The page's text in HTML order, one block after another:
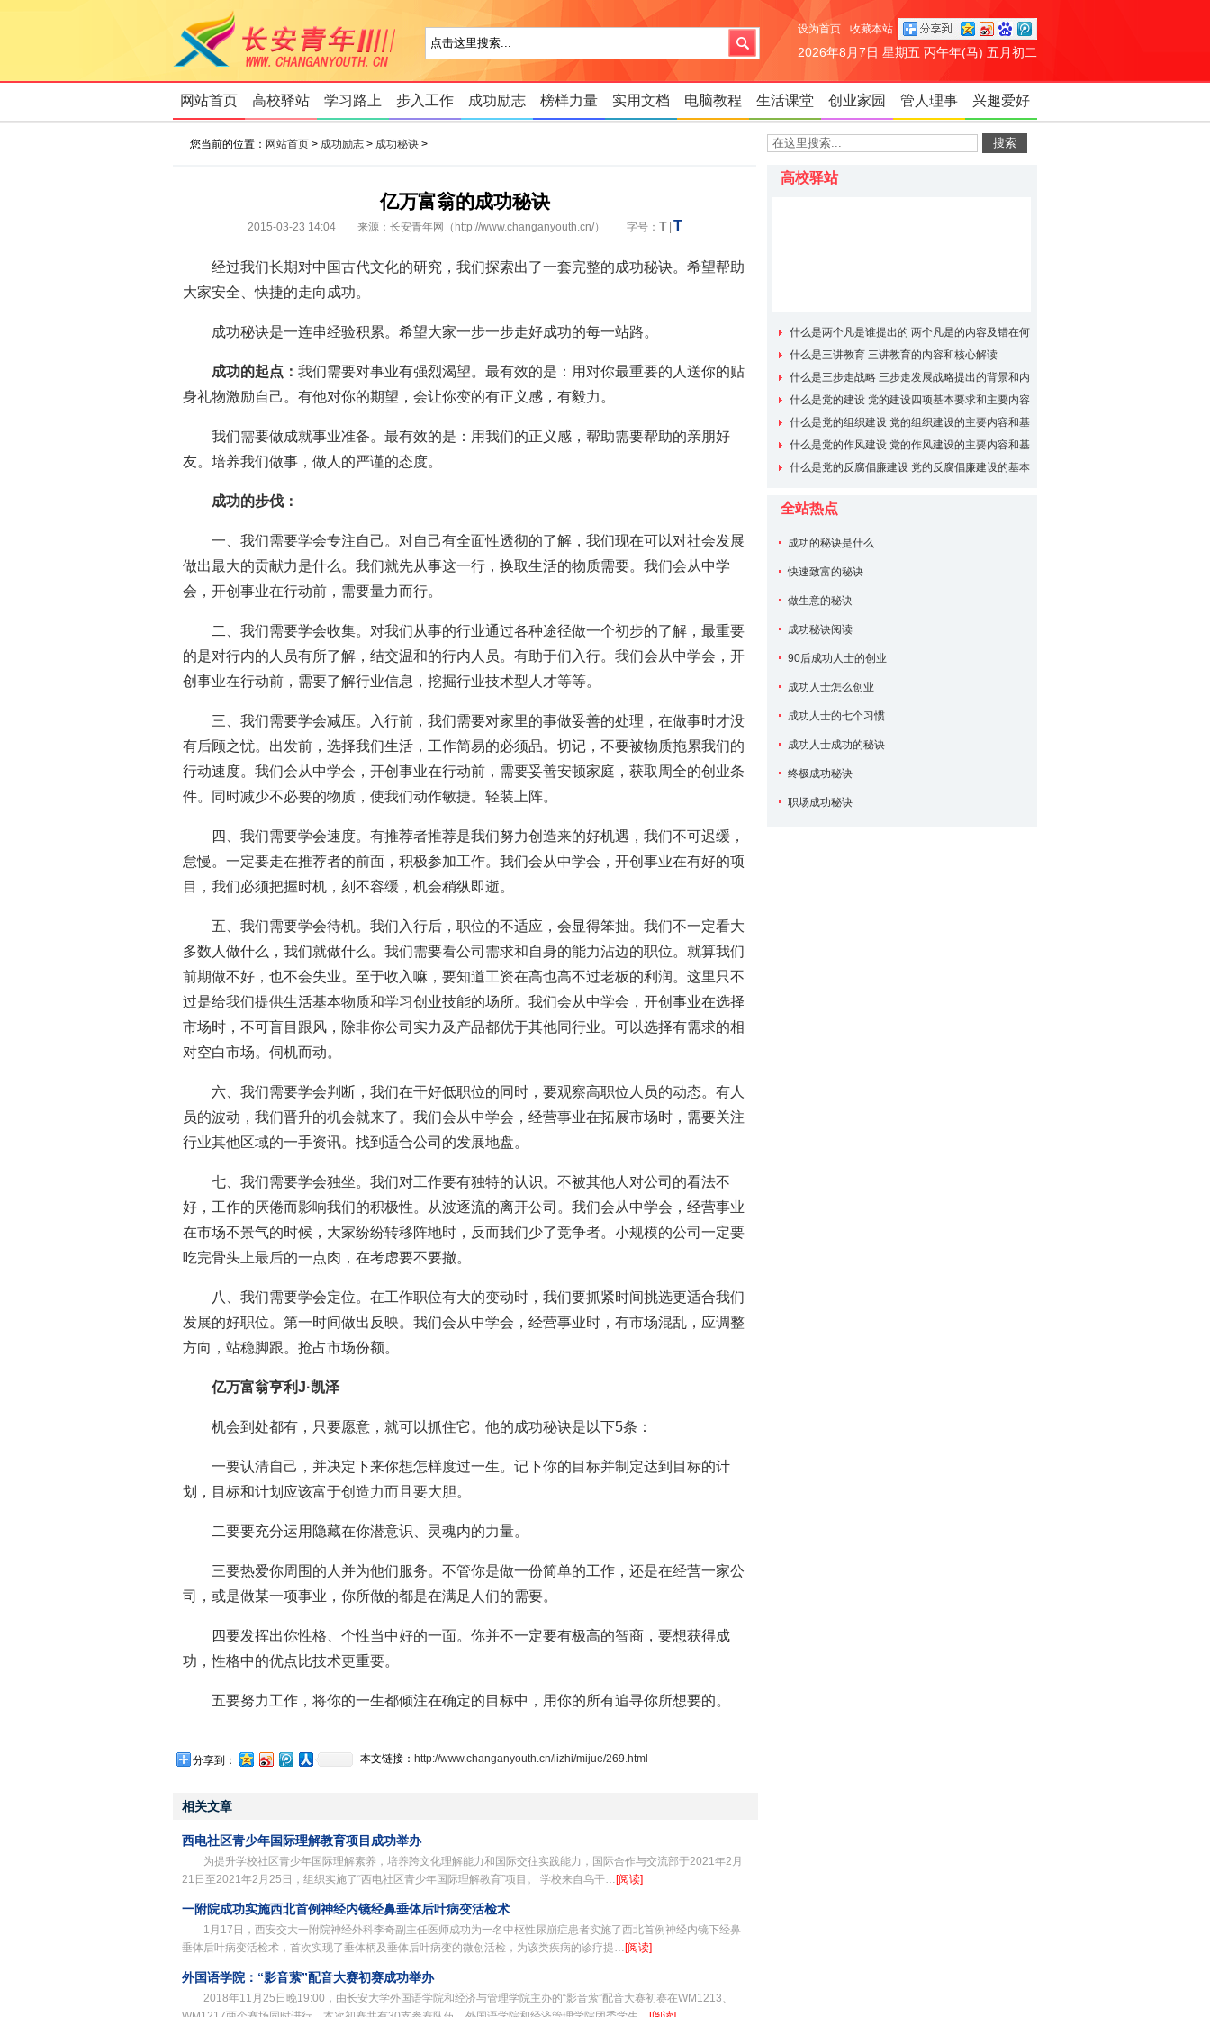
设为首页 收藏本站
2026年8月7日 星期五 丙午年(马) 五月初二
网站首页 高校驿站 学习路上 步入工作 成功励志 榜样力量 实用文档 电脑教程 生活课堂 创业家园 管人理事 兴趣爱好
您当前的位置： 网站首页 > 成功励志 > 成功秘诀 >
亿万富翁的成功秘诀
2015-03-23 14:04 来源： 长安青年网 （http://www.changanyouth.cn/） 字号： T T
经过我们长期对中国古代文化的研究，我们探索出了一套完整的成功秘诀。希望帮助
大家安全、快捷的走向成功。
成功秘诀是一连串经验积累。希望大家一步一步走好成功的每一站路。
成功的起点： 我们需要对事业有强烈渴望。最有效的是：用对你最重要的人送你的贴
身礼物激励自己。有他对你的期望，会让你变的有正义感，有毅力。
我们需要做成就事业准备。最有效的是：用我们的正义感，帮助需要帮助的亲朋好
友。培养我们做事，做人的严谨的态度。
成功的步伐：
一、我们需要学会专注自己。对自己有全面性透彻的了解，我们现在可以对社会发展
做出最大的贡献力是什么。我们就先从事这一行，换取生活的物质需要。我们会从中学
会，开创事业在行动前，需要量力而行。
二、我们需要学会收集。对我们从事的行业通过各种途径做一个初步的了解，最重要
的是对行内的人员有所了解，结交温和的行内人员。有助于们入行。我们会从中学会，开
创事业在行动前，需要了解行业信息，挖掘行业技术型人才等等。
三、我们需要学会减压。入行前，我们需要对家里的事做妥善的处理，在做事时才没
有后顾之忧。出发前，选择我们生活，工作简易的必须品。切记，不要被物质拖累我们的
行动速度。我们会从中学会，开创事业在行动前，需要妥善安顿家庭，获取周全的创业条
件。同时减少不必要的物质，使我们动作敏捷。轻装上阵。
四、我们需要学会速度。有推荐者推荐是我们努力创造来的好机遇，我们不可迟缓，
怠慢。一定要走在推荐者的前面，积极参加工作。我们会从中学会，开创事业在有好的项
目，我们必须把握时机，刻不容缓，机会稍纵即逝。
五、我们需要学会待机。我们入行后，职位的不适应，会显得笨拙。我们不一定看大
多数人做什么，我们就做什么。我们需要看公司需求和自身的能力沾边的职位。就算我们
前期做不好，也不会失业。至于收入嘛，要知道工资在高也高不过老板的利润。这里只不
过是给我们提供生活基本物质和学习创业技能的场所。我们会从中学会，开创事业在选择
市场时，不可盲目跟风，除非你公司实力及产品都优于其他同行业。可以选择有需求的相
对空白市场。伺机而动。
六、我们需要学会判断，我们在干好低职位的同时，要观察高职位人员的动态。有人
员的波动，我们晋升的机会就来了。我们会从中学会，经营事业在拓展市场时，需要关注
行业其他区域的一手资讯。找到适合公司的发展地盘。
七、我们需要学会独坐。我们对工作要有独特的认识。不被其他人对公司的看法不
好，工作的厌倦而影响我们的积极性。从波逐流的离开公司。我们会从中学会，经营事业
在市场不景气的时候，大家纷纷转移阵地时，反而我们少了竞争者。小规模的公司一定要
吃完骨头上最后的一点肉，在考虑要不要撤。
八、我们需要学会定位。在工作职位有大的变动时，我们要抓紧时间挑选更适合我们
发展的好职位。第一时间做出反映。我们会从中学会，经营事业时，有市场混乱，应调整
方向，站稳脚跟。抢占市场份额。
亿万富翁亨利J·凯泽
机会到处都有，只要愿意，就可以抓住它。他的成功秘诀是以下5条：
一要认清自己，并决定下来你想怎样度过一生。记下你的目标并制定达到目标的计
划，目标和计划应该富于创造力而且要大胆。
二要要充分运用隐藏在你潜意识、灵魂内的力量。
三要热爱你周围的人并为他们服务。不管你是做一份简单的工作，还是在经营一家公
司，或是做某一项事业，你所做的都是在满足人们的需要。
四要发挥出你性格、个性当中好的一面。你并不一定要有极高的智商，要想获得成
功，性格中的优点比技术更重要。
五要努力工作，将你的一生都倾注在确定的目标中，用你的所有追寻你所想要的。
分享到： 本文链接： http://www.changanyouth.cn/lizhi/mijue/269.html
相关文章
西电社区青少年国际理解教育项目成功举办
为提升学校社区青少年国际理解素养，培养跨文化理解能力和国际交往实践能力，国际合作与交流部于2021年2月
21日至2021年2月25日，组织实施了“西电社区青少年国际理解教育”项目。 学校来自乌干…[阅读]
一附院成功实施西北首例神经内镜经鼻垂体后叶病变活检术
1月17日，西安交大一附院神经外科李奇副主任医师成功为一名中枢性尿崩症患者实施了西北首例神经内镜下经鼻
垂体后叶病变活检术，首次实现了垂体柄及垂体后叶病变的微创活检，为该类疾病的诊疗提…[阅读]
外国语学院：“影音萦”配音大赛初赛成功举办
2018年11月25日晚19:00，由长安大学外国语学院和经济与管理学院主办的“影音萦”配音大赛初赛在WM1213、
高校驿站
什么是两个凡是谁提出的 两个凡是的内容及错在何
处解读什么是三讲教育 三讲教育的内容和核心解读
什么是三步走战略 三步走发展战略提出的背景和内
容
什么是党的建设 党的建设四项基本要求和主要内容
什么是党的组织建设 党的组织建设的主要内容和基
本内容什么是党的作风建设 党的作风建设的主要内容和基
本内容什么是党的反腐倡廉建设 党的反腐倡廉建设的基本
全站热点
成功的秘诀是什么
快速致富的秘诀
做生意的秘诀
成功秘诀阅读
90后成功人士的创业
成功人士怎么创业
成功人士的七个习惯
成功人士成功的秘诀
终极成功秘诀
职场成功秘诀